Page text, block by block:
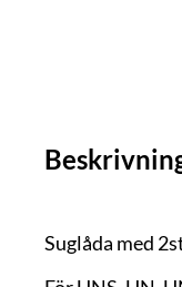
Suglåda med